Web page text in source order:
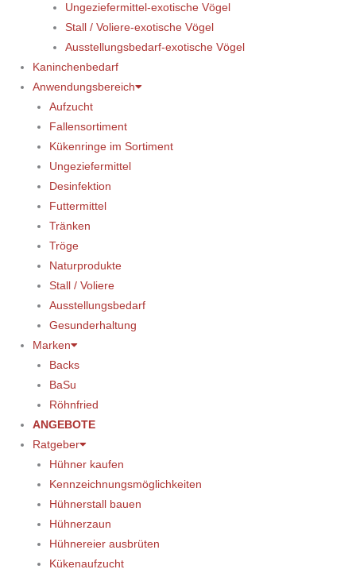
Ungeziefermittel-exotische Vögel
Stall / Voliere-exotische Vögel
Ausstellungsbedarf-exotische Vögel
Kaninchenbedarf
Anwendungsbereich
Aufzucht
Fallensortiment
Kükenringe im Sortiment
Ungeziefermittel
Desinfektion
Futtermittel
Tränken
Tröge
Naturprodukte
Stall / Voliere
Ausstellungsbedarf
Gesunderhaltung
Marken
Backs
BaSu
Röhnfried
ANGEBOTE
Ratgeber
Hühner kaufen
Kennzeichnungsmöglichkeiten
Hühnerstall bauen
Hühnerzaun
Hühnereier ausbrüten
Kükenaufzucht